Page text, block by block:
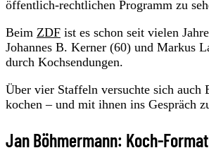
öffentlich-rechtlichen Programm zu
Beim ZDF ist es schon seit vielen
Johannes B. Kerner (60) und Markus
durch Kochsendungen.
Über vier Staffeln versuchte sich auch
kochen – und mit ihnen ins Gespräch
Jan Böhmermann: Koch-